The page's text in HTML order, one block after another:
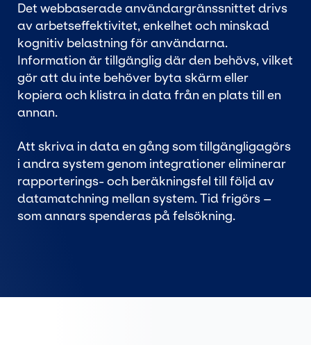
Det webbaserade användargränssnittet drivs
av arbetseffektivitet, enkelhet och minskad
kognitiv belastning för användarna.
Information är tillgänglig där den behövs, vilket
gör att du inte behöver byta skärm eller
kopiera och klistra in data från en plats till en
annan.
Att skriva in data en gång som tillgängligagörs
i andra system genom integrationer eliminerar
rapporterings- och beräkningsfel till följd av
datamatchning mellan system. Tid frigörs –
som annars spenderas på felsökning.